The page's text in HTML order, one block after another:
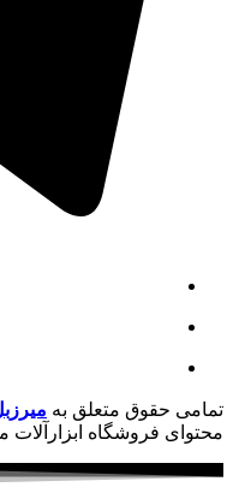
تمامی حقوق متعلق به
محتوای فروشگاه ابزارآلات